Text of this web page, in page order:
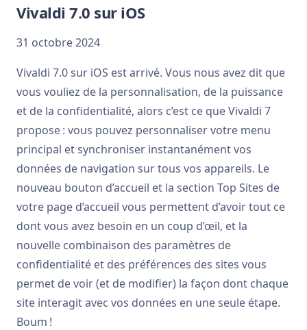
Vivaldi 7.0 sur iOS
31 octobre 2024
Vivaldi 7.0 sur iOS est arrivé. Vous nous avez dit que
vous vouliez de la personnalisation, de la puissance
et de la confidentialité, alors c’est ce que Vivaldi 7
propose : vous pouvez personnaliser votre menu
principal et synchroniser instantanément vos
données de navigation sur tous vos appareils. Le
nouveau bouton d’accueil et la section Top Sites de
votre page d’accueil vous permettent d’avoir tout ce
dont vous avez besoin en un coup d’œil, et la
nouvelle combinaison des paramètres de
confidentialité et des préférences des sites vous
permet de voir (et de modifier) la façon dont chaque
site interagit avec vos données en une seule étape.
Boum !